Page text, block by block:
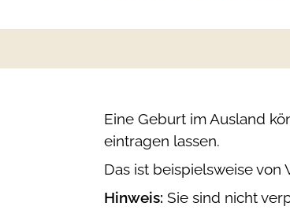
Eine Geburt im Ausland
eintragen lassen.
Das ist beispielsweise
Hinweis: Sie sind nicht